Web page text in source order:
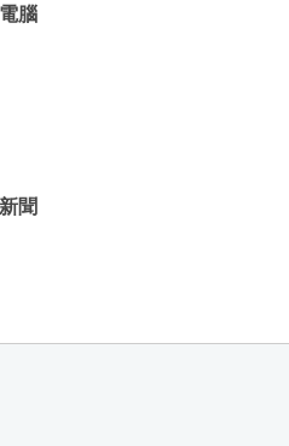
電腦
新聞